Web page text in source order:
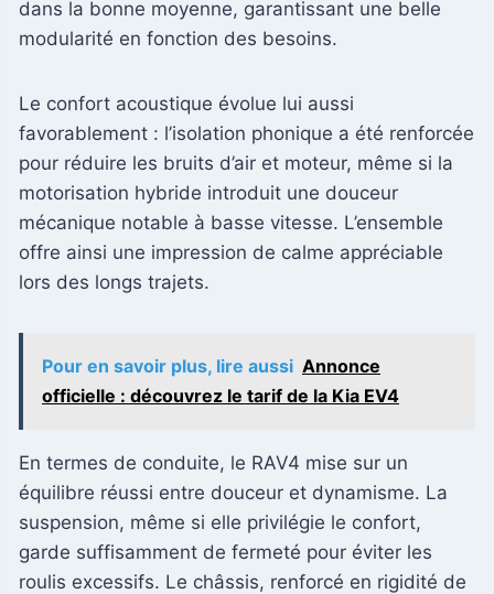
dans la bonne moyenne, garantissant une belle
modularité en fonction des besoins.
Le confort acoustique évolue lui aussi
favorablement : l’isolation phonique a été renforcée
pour réduire les bruits d’air et moteur, même si la
motorisation hybride introduit une douceur
mécanique notable à basse vitesse. L’ensemble
offre ainsi une impression de calme appréciable
lors des longs trajets.
Pour en savoir plus, lire aussi Annonce
officielle : découvrez le tarif de la Kia EV4
En termes de conduite, le RAV4 mise sur un
équilibre réussi entre douceur et dynamisme. La
suspension, même si elle privilégie le confort,
garde suffisamment de fermeté pour éviter les
roulis excessifs. Le châssis, renforcé en rigidité de